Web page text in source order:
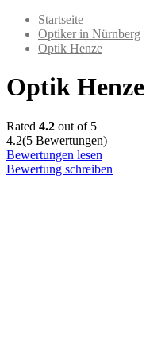
Startseite
Optiker in Nürnberg
Optik Henze
Optik Henze
Rated 4.2 out of 5
4.2(5 Bewertungen)
Bewertungen lesen
Bewertung schreiben